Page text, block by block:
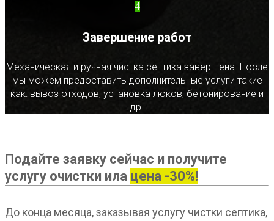
4
Завершение работ
Механическая и ручная чистка септика завершена. После
мы можем предоставить дополнительные услуги такие
как: вывоз отходов, установка люков, бетонирование и
др.
Подайте заявку сейчас и получите
услугу очистки ила цена -30%!
До конца месяца, заказывая услугу чистки септика,